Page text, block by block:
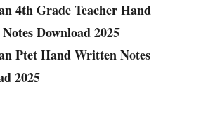
4th Grade Teacher Hand
Download 2025
Ptet Hand Written Notes
2025